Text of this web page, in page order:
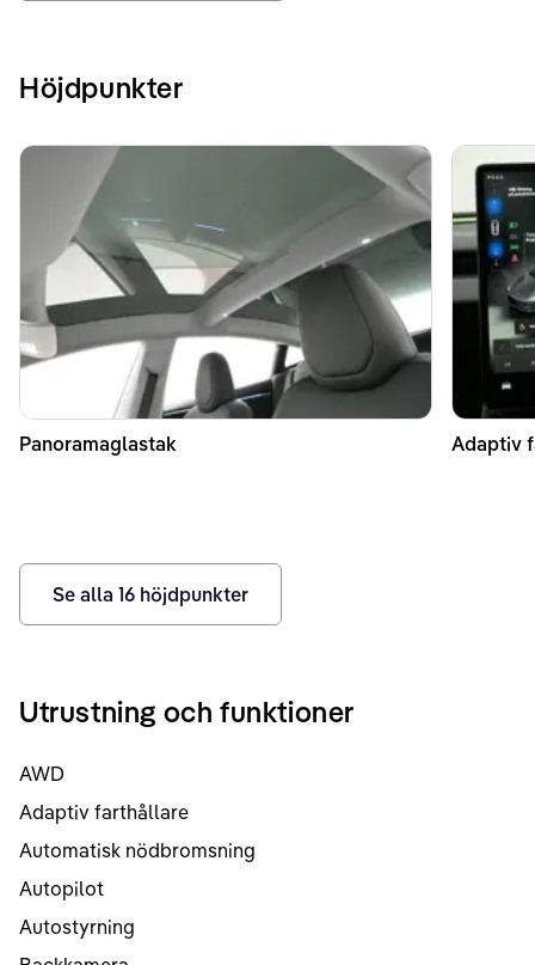
Höjdpunkter
Panoramaglastak Adaptiv
Se alla 16 höjdpunkter
Utrustning och funktioner
AWD
Adaptiv farthållare
Automatisk nödbromsning
Autopilot
Autostyrning